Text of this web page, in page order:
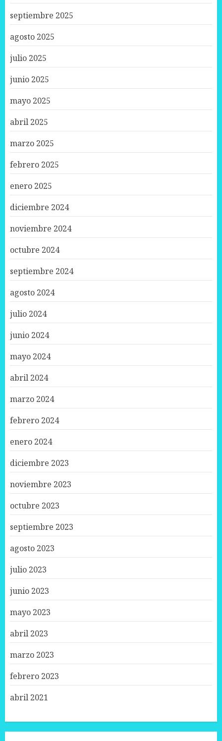
septiembre 2025
agosto 2025
julio 2025
junio 2025
mayo 2025
abril 2025
marzo 2025
febrero 2025
enero 2025
diciembre 2024
noviembre 2024
octubre 2024
septiembre 2024
agosto 2024
julio 2024
junio 2024
mayo 2024
abril 2024
marzo 2024
febrero 2024
enero 2024
diciembre 2023
noviembre 2023
octubre 2023
septiembre 2023
agosto 2023
julio 2023
junio 2023
mayo 2023
abril 2023
marzo 2023
febrero 2023
abril 2021